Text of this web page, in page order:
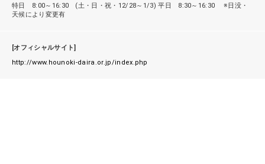
特日 8:00～16:30 (土・日・祝・12/28～1/3) 平日 8:30～16:30 ※日没・
天候により変更有
[オフィシャルサイト]
http://www.hounoki-daira.or.jp/index.php